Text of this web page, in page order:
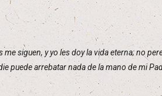
siguen, y yo les doy la vida eterna; no
puede arrebatar nada de la mano de mi